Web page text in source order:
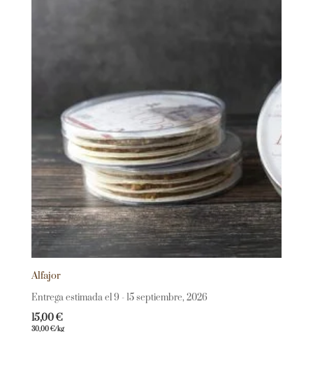
Alfajor
Entrega estimada el 9 - 15 septiembre, 2026
15,00€
30,00€/kg